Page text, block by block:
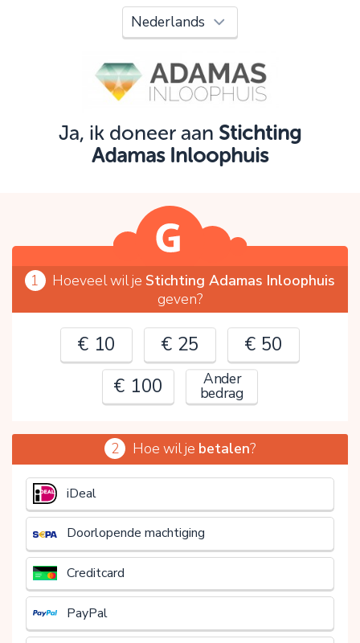
Ja, ik doneer aan Stichting
Adamas Inloophuis
1 Hoeveel wil je Stichting Adamas Inloophuis
geven?
€ 10 € 25
€ 50
€ 100
Ander
bedrag
€
2 Hoe wil je betalen?
iDeal
Doorlopende machtiging
Creditcard
PayPal
Oeps!
Je kunt nog niet verder vanwege:
Controleer en verbeter je invoer en probeer het
OK